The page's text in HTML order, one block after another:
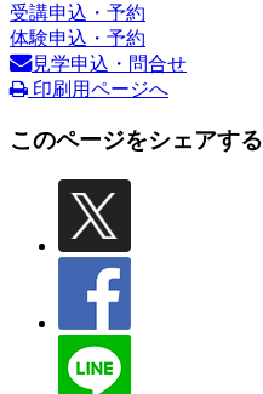
受講申込・予約
体験申込・予約
見学申込・問合せ
印刷用ページへ
このページをシェアする